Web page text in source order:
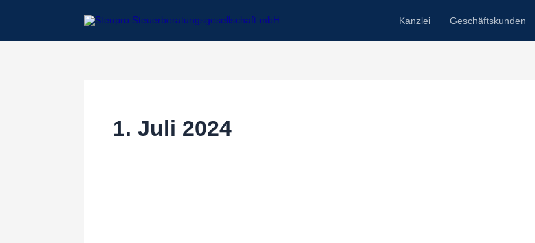
springen
Kanzlei Geschäftskunden
1. Juli 2024